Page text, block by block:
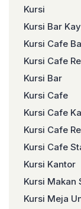
Kursi
Kursi Bar
Kursi Cafe
Kursi Cafe
Kursi Bar
Kursi Cafe
Kursi Cafe
Kursi Cafe
Kursi Cafe
Kursi Kantor
Kursi Makan
Kursi Meja